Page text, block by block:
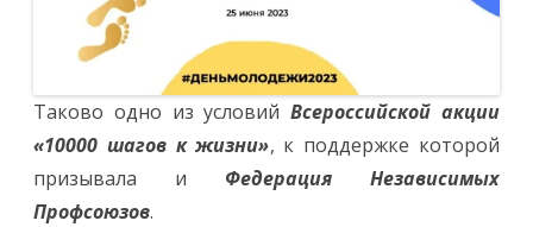
Таково одно из условийВсероссийской акции
«10000 шагов к жизни», к поддержке которой
призывала и Федерация Независимых
Профсоюзов.